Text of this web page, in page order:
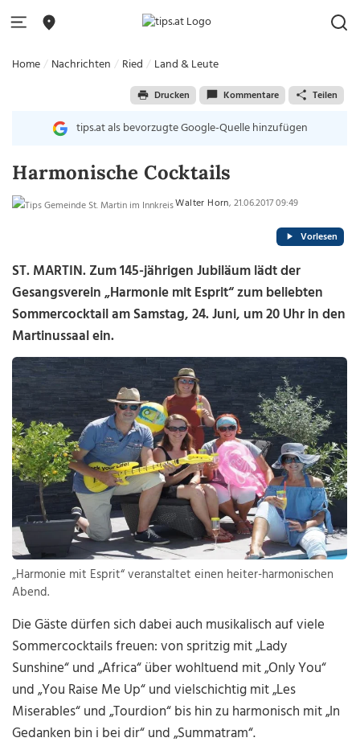
Home Nachrichten Ried Land & Leute
Drucken Kommentare Teilen
tips.at als bevorzugte Google-Quelle hinzufügen
Harmonische Cocktails
Walter Horn, 21.06.2017 09:49
Vorlesen
ST. MARTIN. Zum 145-jährigen Jubiläum lädt der
Gesangsverein „Harmonie mit Esprit“ zum beliebten
Sommercocktail am Samstag, 24. Juni, um 20 Uhr in den
Martinussaal ein.
„Harmonie mit Esprit“ veranstaltet einen heiter-harmonischen
Abend.
Die Gäste dürfen sich dabei auch musikalisch auf viele
Sommercocktails freuen: von spritzig mit „Lady
Sunshine“ und „Africa“ über wohltuend mit „Only You“
und „You Raise Me Up“ und vielschichtig mit „Les
Miserables“ und „Tourdion“ bis hin zu harmonisch mit „In
Gedanken bin i bei dir“ und „Summatram“.